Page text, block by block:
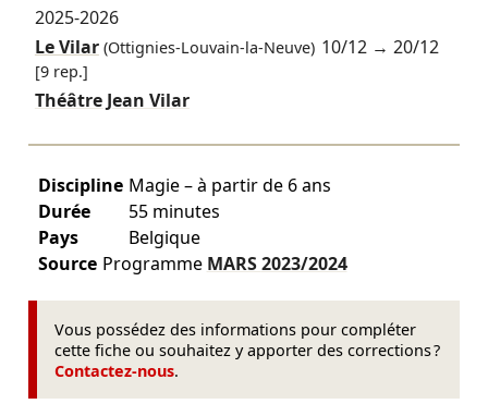
2025-2026
Le Vilar(Ottignies-Louvain-la-Neuve) 10/12 →20/12
[9 rep.]
Théâtre Jean Vilar
Discipline Magie – à partir de 6 ans
Durée
55 minutes
Pays
Belgique
Source Programme MARS2023/2024
Vous possédez des informations pour compléter
cette fiche ou souhaitez y apporter des corrections ?
Contactez-nous.